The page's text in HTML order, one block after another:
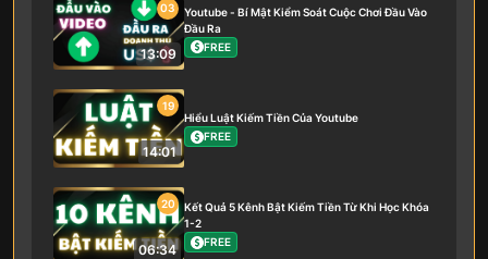
03
13:09
Youtube - Bí Mật Kiểm Soát Cuộc Chơi Đầu Vào
Đầu Ra
FREE
19
14:01
Hiểu Luật Kiếm Tiền Của Youtube
FREE
20
06:34
Kết Quả 5 Kênh Bật Kiếm Tiền Từ Khi Học Khóa
1-2
FREE